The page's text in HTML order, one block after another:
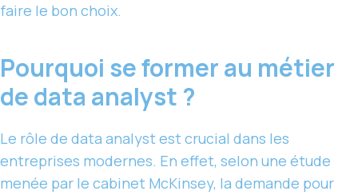
faire le bon choix.
Pourquoi se former au métier
de data analyst ?
Le rôle de data analyst est crucial dans les
entreprises modernes. En effet, selon une étude
menée par le cabinet McKinsey, la demande pour